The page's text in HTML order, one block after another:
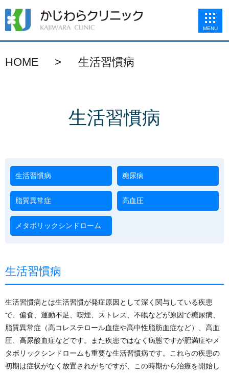
MENU
HOME 生活習慣病
生活習慣病
生活習慣病 糖尿病
脂質異常症 高血圧
メタボリックシンドローム
生活習慣病
生活習慣病とは生活習慣が発症原因として深く関与している疾患
で、偏食、運動不足、喫煙、ストレス、不眠などが原因で糖尿病、
脂質異常症（高コレステロール血症や高中性脂肪血症など）、高血
圧、高尿酸血症などです。また疾患ではなく病態ですが肥満症やメ
タボリックシンドロームも重要な生活習慣病です。これらの疾患の
初期は症状がなく放置されがちですが、この時期から治療を開始し